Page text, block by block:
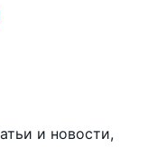
и новости,